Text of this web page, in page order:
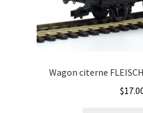
Wagon citerne
$